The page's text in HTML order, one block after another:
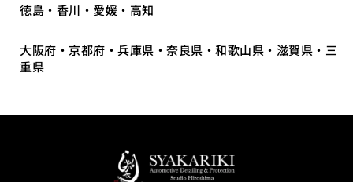
徳島・香川・愛媛・高知
大阪府・京都府・兵庫県・奈良県・和歌山県・滋賀県・三
重県